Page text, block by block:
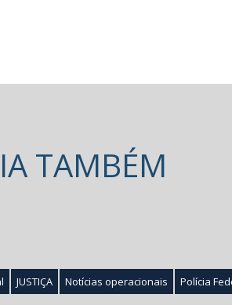
TAMBÉM
JUSTIÇA Notícias operacionais Polícia